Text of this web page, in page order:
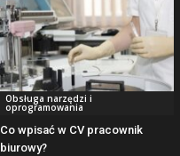
Obsługa narzędzi i
oprogramowania
Co wpisać w CV pracownik
biurowy?